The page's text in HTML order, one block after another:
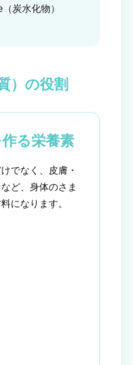
炭水化物）
）の役割
る栄養素
でなく、皮膚・
ど、身体のさま
になります。